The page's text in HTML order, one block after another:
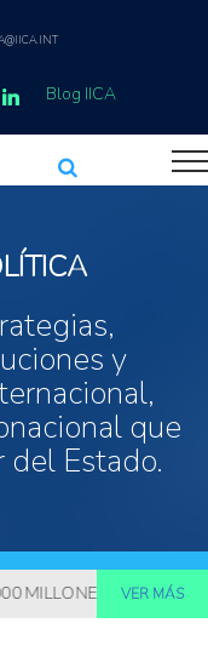
Blog IICA
y
que
del Estado.
DE PERSONAS
VER MÁS